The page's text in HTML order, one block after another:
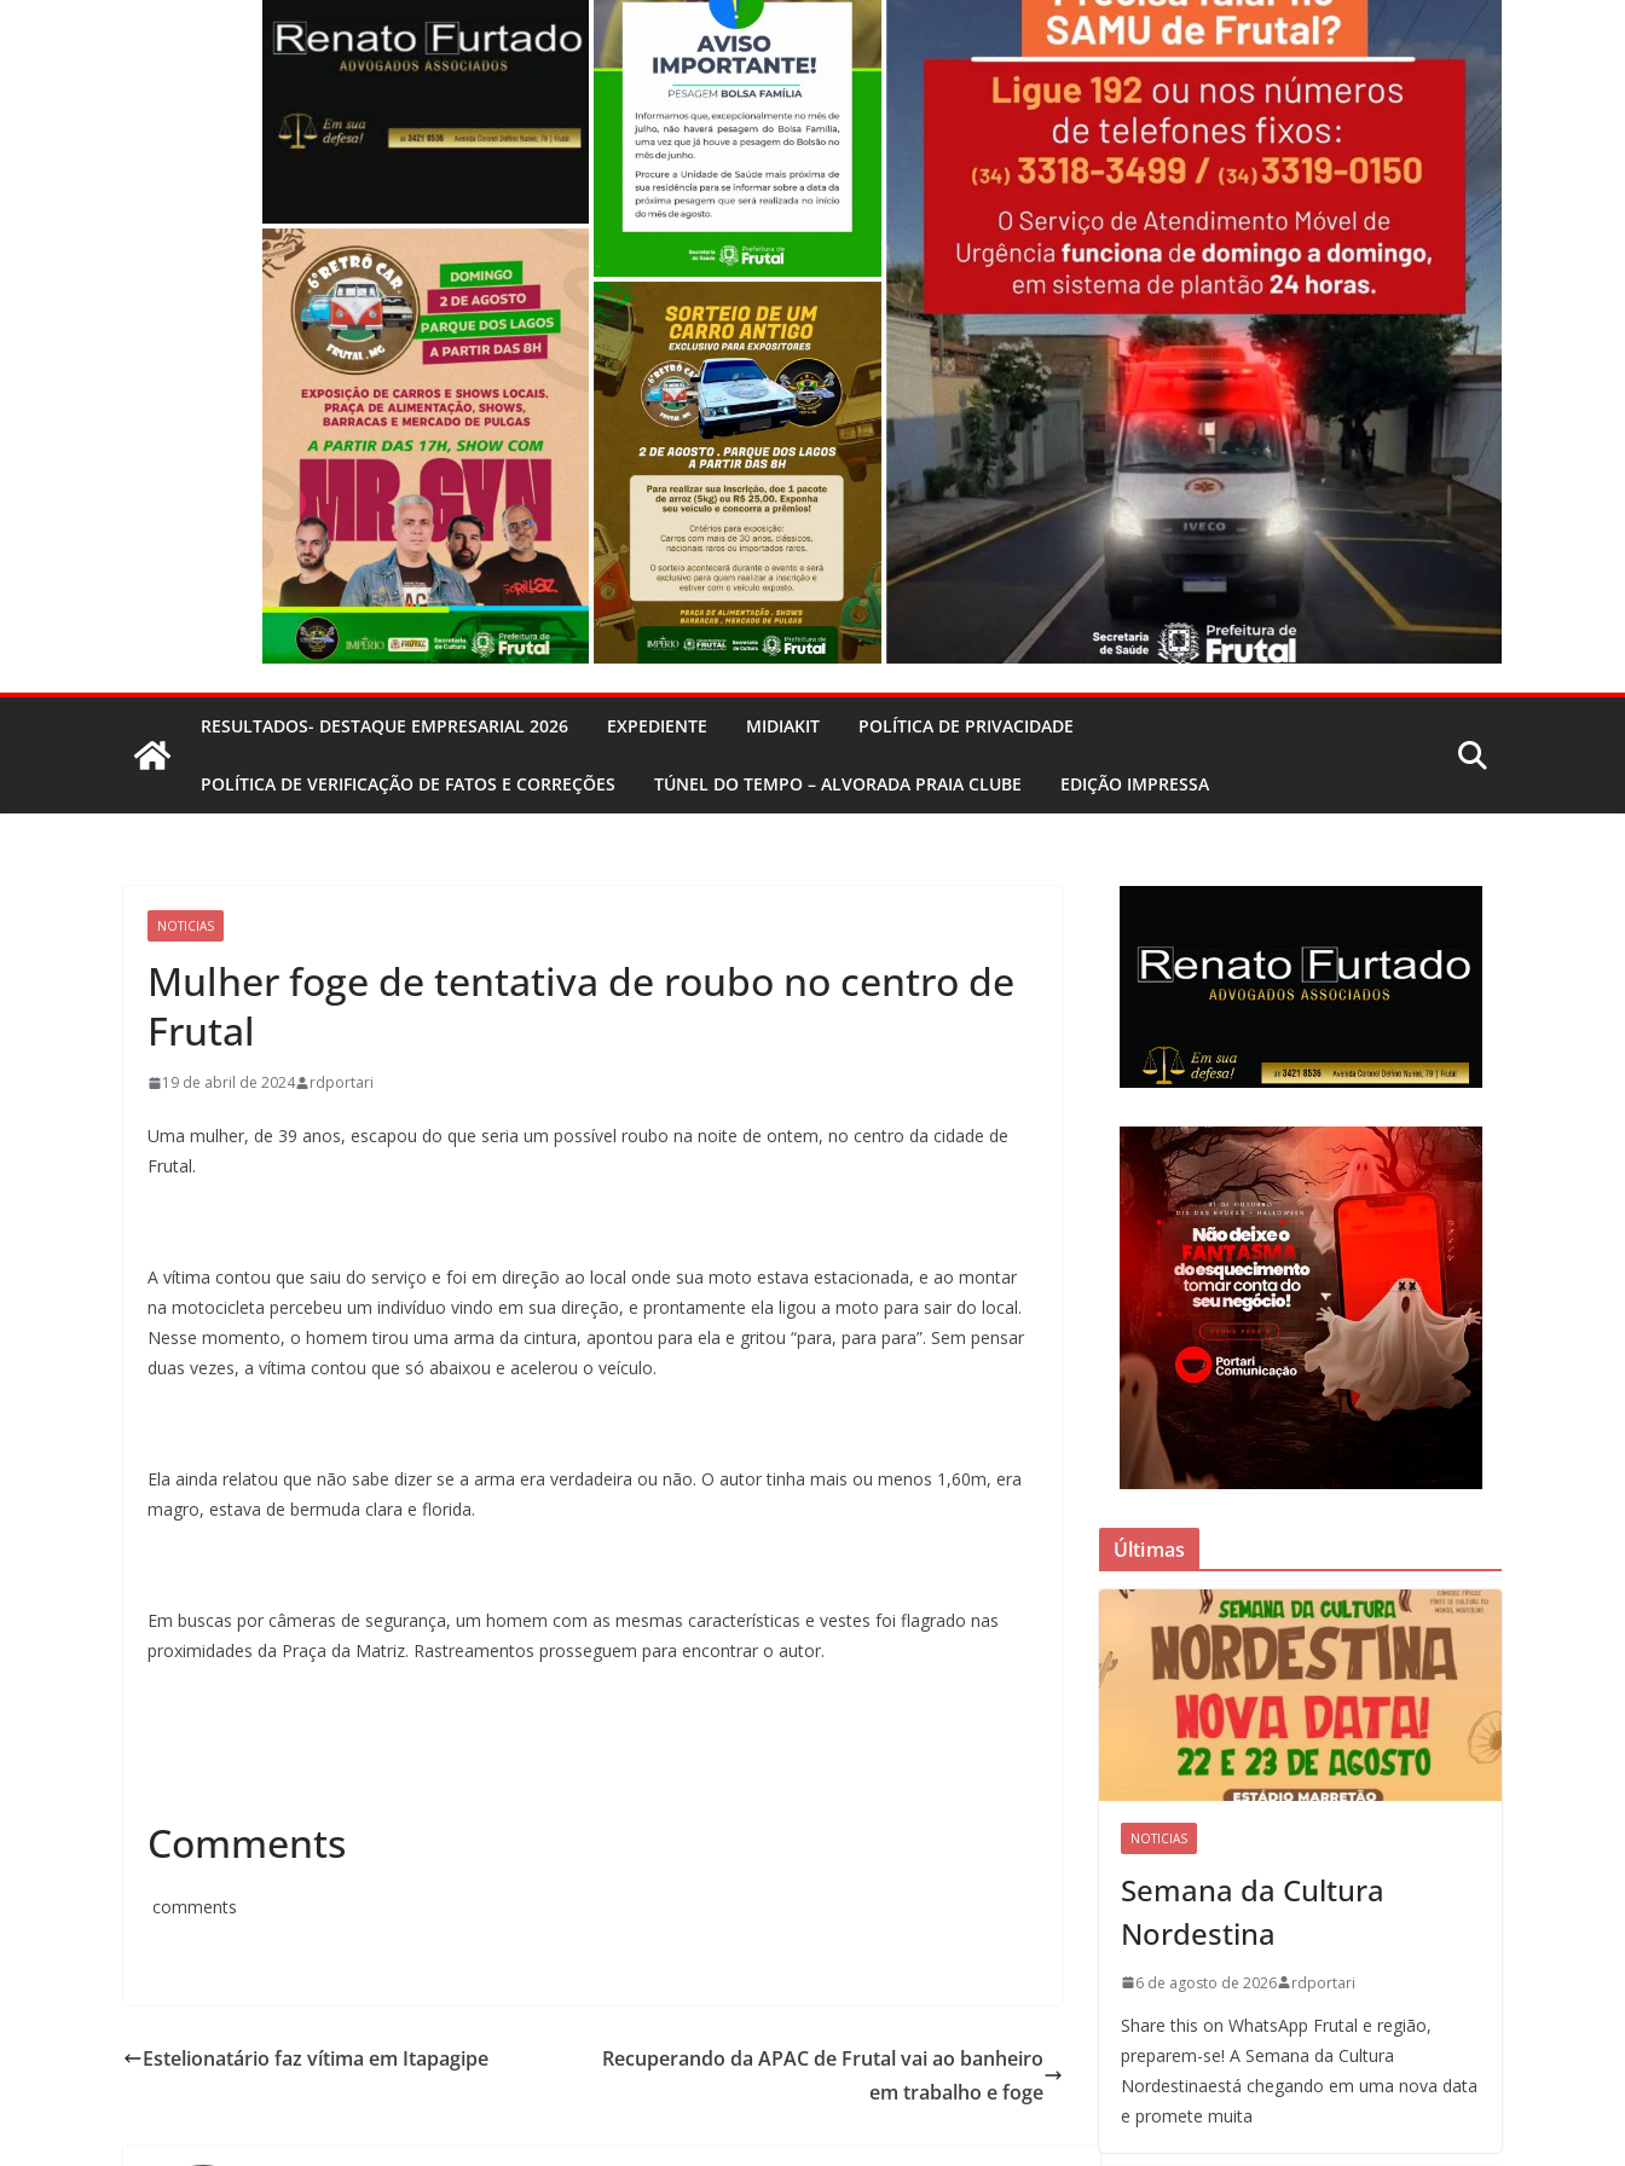
RESULTADOS- DESTAQUE EMPRESARIAL 2026 EXPEDIENTE MIDIAKIT POLÍTICA DE PRIVACIDADE
POLÍTICA DE VERIFICAÇÃO DE FATOS E CORREÇÕES TÚNEL DO TEMPO – ALVORADA PRAIA CLUBE EDIÇÃO IMPRESSA
NOTICIAS
Mulher foge de tentativa de roubo no centro de
Frutal
19 de abril de 2024 rdportari
Uma mulher, de 39 anos, escapou do que seria um possível roubo na noite de ontem, no centro da cidade de
Frutal.
A vítima contou que saiu do serviço e foi em direção ao local onde sua moto estava estacionada, e ao montar
na motocicleta percebeu um indivíduo vindo em sua direção, e prontamente ela ligou a moto para sair do local.
Nesse momento, o homem tirou uma arma da cintura, apontou para ela e gritou “para, para para”. Sem pensar
duas vezes, a vítima contou que só abaixou e acelerou o veículo.
Ela ainda relatou que não sabe dizer se a arma era verdadeira ou não. O autor tinha mais ou menos 1,60m, era
magro, estava de bermuda clara e florida.
Em buscas por câmeras de segurança, um homem com as mesmas características e vestes foi flagrado nas
proximidades da Praça da Matriz. Rastreamentos prosseguem para encontrar o autor.
Comments
comments
Estelionatário faz vítima em Itapagipe
Recuperando da APAC de Frutal vai ao banheiro
em trabalho e foge
Últimas
NOTICIAS
Semana da Cultura
Nordestina
6 de agosto de 2026 rdportari
Share this on WhatsApp Frutal e região,
preparem-se! A Semana da Cultura
Nordestinaestá chegando em uma nova data
e promete muita